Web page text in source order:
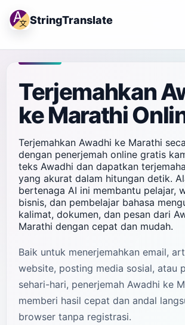
StringTranslate
Terjemahkan
ke Marathi
Terjemahkan Awadhi ke Marathi
dengan penerjemah online gratis
teks Awadhi dan dapatkan
yang akurat dalam hitungan detik.
bertenaga AI ini membantu pelajar,
bisnis, dan pembelajar bahasa
kalimat, dokumen, dan pesan dari
Marathi dengan cepat dan mudah.
Baik untuk menerjemahkan email,
website, posting media sosial, atau
sehari-hari, penerjemah Awadhi ke
memberi hasil cepat dan andal
browser tanpa registrasi.